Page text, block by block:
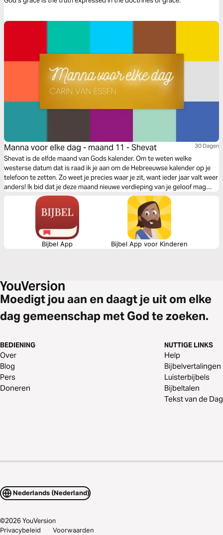
Manna voor elke dag - maand 11 - Shevat 30 Dagen
Shevat is de elfde maand van Gods kalender. Om te weten welke
westerse datum dat is raad ik je aan om de Hebreeuwse kalender op je
telefoon te zetten. Zo weet je precies waar je zit, want ieder jaar valt weer
anders! Ik bid dat je deze maand nieuwe verdieping van je geloof mag
ontvangen. Elke maand volgt een nieuw leesplan met Gods kalender en
Bijbel App Bijbel App voor Kinderen
Moedigt jou aan en daagt je uit om elke
dag gemeenschap met God te zoeken.
BEDIENING
Over
Blog
Pers
Doneren
NUTTIGE LINKS
Help
Bijbelvertalingen
Luisterbijbels
Bijbeltalen
Tekst van de Dag
Nederlands (Nederland)
©2026YouVersion
Privacybeleid Voorwaarden